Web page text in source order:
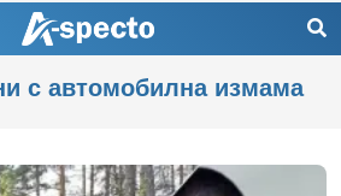
с автомобилна измама